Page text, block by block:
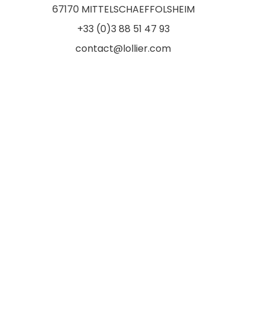
67170 MITTELSCHAEFFOLSHEIM
+33 (0)3 88 51 47 93
contact@lollier.com